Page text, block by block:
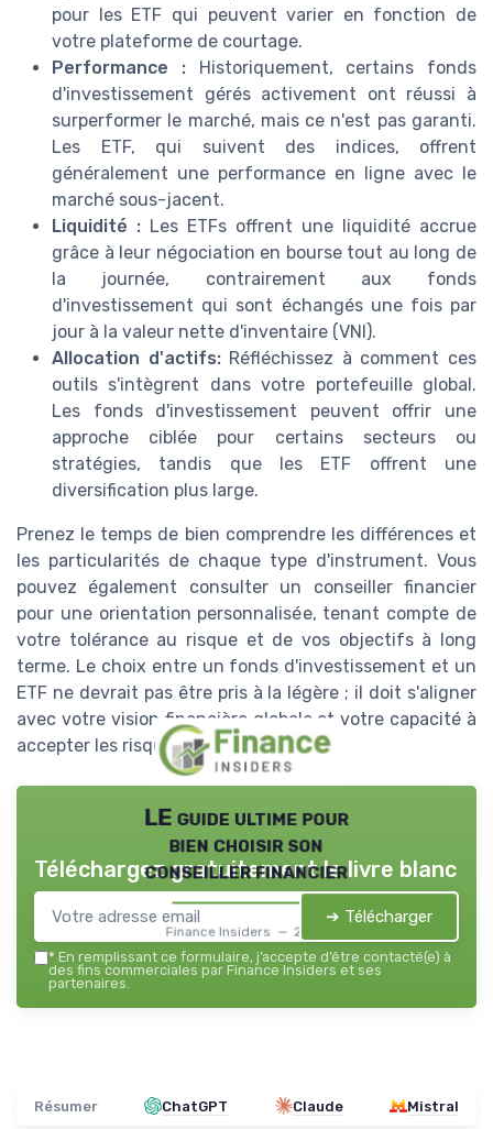
pour les ETF qui peuvent varier en fonction de
votre plateforme de courtage.
Performance :Historiquement, certains fonds
d'investissement gérés activement ont réussi à
surperformer le marché, mais ce n'est pas garanti.
Les ETF, qui suivent des indices, offrent
généralement une performance en ligne avec le
marché sous-jacent.
Liquidité : Les ETFs offrent une liquidité accrue
grâce à leur négociation en bourse tout au long de
la journée, contrairement aux fonds
d'investissement qui sont échangés une fois par
jour à la valeur nette d'inventaire (VNI).
Allocation d'actifs:Réfléchissez à comment ces
outils s'intègrent dans votre portefeuille global.
Les fonds d'investissement peuvent offrir une
approche ciblée pour certains secteurs ou
stratégies, tandis que les ETF offrent une
diversification plus large.
Prenez le temps de bien comprendre les différences et
les particularités de chaque type d'instrument. Vous
pouvez également consulter un conseiller financier
pour une orientation personnalisée, tenant compte de
votre tolérance au risque et de vos objectifs à long
terme. Le choix entre un fonds d'investissement et un
ETF ne devrait pas être pris à la légère ; il doit s'aligner
avec votre vision financière globale et votre capacité à
accepter les risques associés.
LE guide ultime pour
bien choisir son
conseiller financier
Finance Insiders — 2026
Téléchargez gratuitement le livre blanc
➔ Télécharger
* En remplissant ce formulaire, j’accepte d’être contacté(e) à
des fins commerciales par Finance Insiders et ses
partenaires.
Résumer ChatGPT Claude Mistral